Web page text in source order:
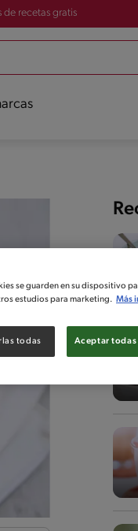
de recetas gratis
se guarden en su dispositivo
estudios para marketing. Más
todas Aceptar todas